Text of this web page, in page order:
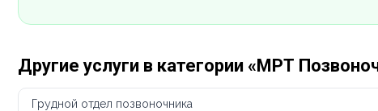
Другие услуги в категории «МРТ
Грудной отдел позвоночника